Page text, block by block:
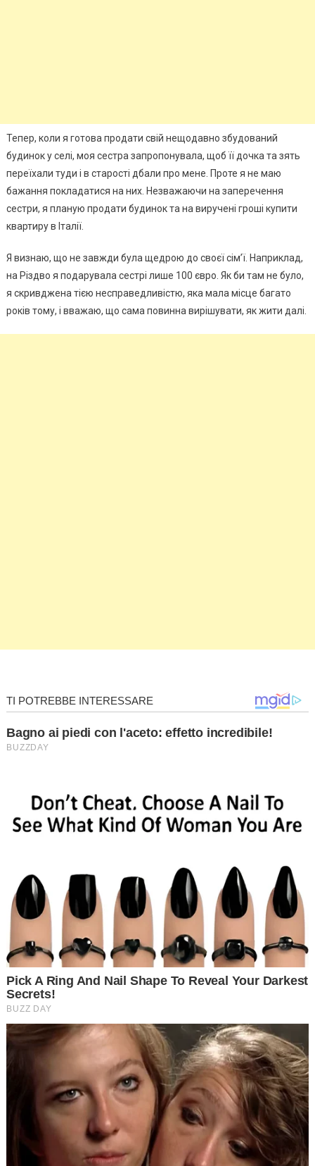
Тепер, коли я готова продати свій нещодавно збудований
будинок у селі, моя сестра запропонувала, щоб її дочка та зять
переїхали туди і в старості дбали про мене. Проте я не маю
бажання покладатися на них. Незважаючи на заперечення
сестри, я планую продати будинок та на виручені гроші купити
квартиру в Італії.
Я визнаю, що не завжди була щедрою до своєї сім’ї. Наприклад,
на Різдво я подарувала сестрі лише 100 євро. Як би там не було,
я скривджена тією несправедливістю, яка мала місце багато
років тому, і вважаю, що сама повинна вирішувати, як жити далі.